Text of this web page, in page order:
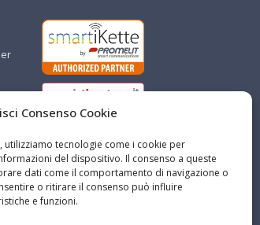
Consenso Cookie
utilizziamo tecnologie come i cookie per
del dispositivo. Il consenso a queste
dati come il comportamento di navigazione o
o ritirare il consenso può influire
e funzioni.